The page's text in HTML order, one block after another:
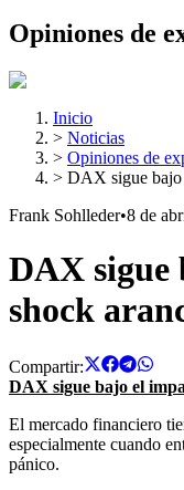
Opiniones de
Inicio
> Noticias
> Opiniones de
> DAX sigue bajo
Frank Sohlleder•8 de
DAX sigue
shock
Compartir:
DAX sigue bajo el
El mercado financiero
especialmente cuando
pánico.